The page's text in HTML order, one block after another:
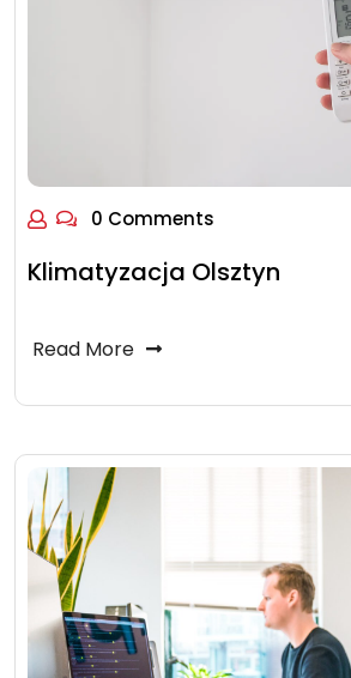
0 Comments
Klimatyzacja Olsztyn
Read More